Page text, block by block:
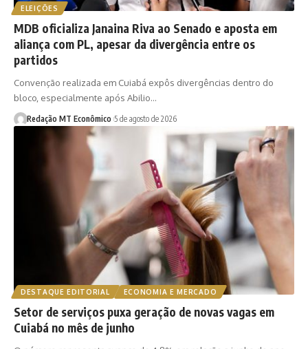
ELEIÇÕES
MDB oficializa Janaina Riva ao Senado e aposta em
aliança com PL, apesar da divergência entre os
partidos
Convenção realizada em Cuiabá expôs divergências dentro do
bloco, especialmente após Abilio…
Redação MT Econômico 5 de agosto de 2026
DESTAQUE EDITORIAL ECONOMIA E MERCADO
Setor de serviços puxa geração de novas vagas em
Cuiabá no mês de junho